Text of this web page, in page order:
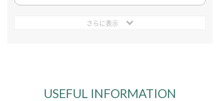
さらに表示
USEFUL INFORMATION